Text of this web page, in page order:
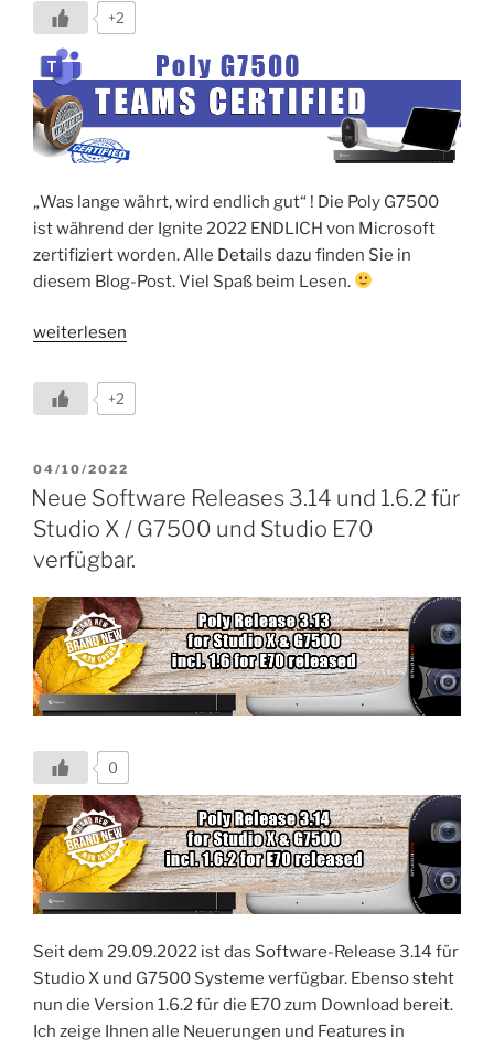
+2
„Was lange währt, wird endlich gut“ ! Die Poly G7500
ist während der Ignite 2022 ENDLICH von Microsoft
zertifiziert worden. Alle Details dazu finden Sie in
diesem Blog-Post. Viel Spaß beim Lesen.
„Poly
ist
nun
Microsoft
zertifiziert“
weiterlesen
+2
VERÖFFENTLICHT
AM
04/10/2022
Neue Software Releases 3.14 und 1.6.2 für
Studio X / G7500 und Studio E70
verfügbar.
0
Seit dem 29.09.2022 ist das Software-Release 3.14 für
Studio X und G7500 Systeme verfügbar. Ebenso steht
nun die Version 1.6.2 für die E70 zum Download bereit.
Ich zeige Ihnen alle Neuerungen und Features in